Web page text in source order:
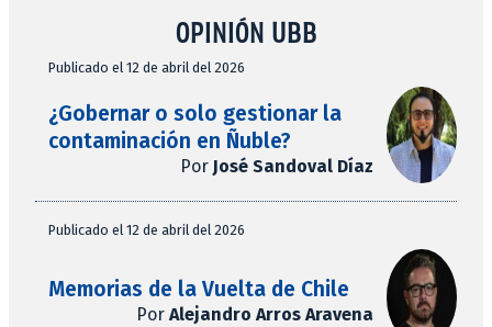
OPINIÓN UBB
Publicado el 12 de abril del 2026
¿Gobernar o solo gestionar la
contaminación en Ñuble?
Por José Sandoval Díaz
Publicado el 12 de abril del 2026
Memorias de la Vuelta de Chile
Por Alejandro Arros Aravena